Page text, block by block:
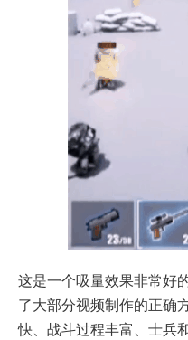
这是一个吸量效果非常好
了大部分视频制作的正确
快、战斗过程丰富、士兵